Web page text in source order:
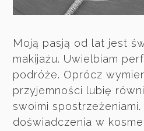
Moją pasją od lat jest
makijażu. Uwielbiam
podróże. Oprócz
przyjemności lubię
swoimi spostrzeżeniami.
doświadczenia w